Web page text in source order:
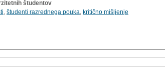
študentov
, študenti razrednega pouka, kritično mišljenje